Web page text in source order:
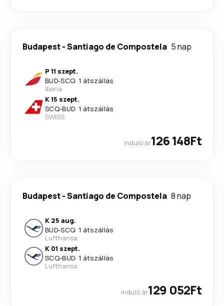
Budapest-Santiago de Compostela 5 nap
P 11 szept.
BUD-SCQ· 1 átszállás
Iberia
K 15 szept.
SCQ-BUD· 1 átszállás
SWISS
induló ár126 148Ft
Budapest-Santiago de Compostela 8 nap
K 25 aug.
BUD-SCQ· 1 átszállás
Lufthansa
K 01 szept.
SCQ-BUD· 1 átszállás
Lufthansa
induló ár129 052Ft